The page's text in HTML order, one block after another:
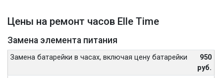
Цены на ремонт часов Elle Time
Замена элемента питания
Замена батарейки в часах, включая цену батарейки
950
руб.